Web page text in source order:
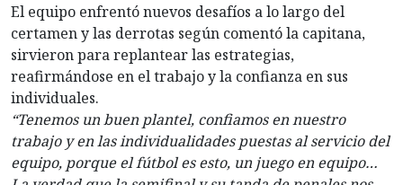
El equipo enfrentó nuevos desafíos a lo largo del
certamen y las derrotas según comentó la capitana,
sirvieron para replantear las estrategias,
reafirmándose en el trabajo y la confianza en sus
individuales.
“Tenemos un buen plantel, confiamos en nuestro
trabajo y en las individualidades puestas al servicio del
equipo, porque el fútbol es esto, un juego en equipo…